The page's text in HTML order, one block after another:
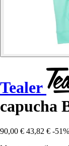
Tealer
capucha
90,00 € 43,82 € -51%